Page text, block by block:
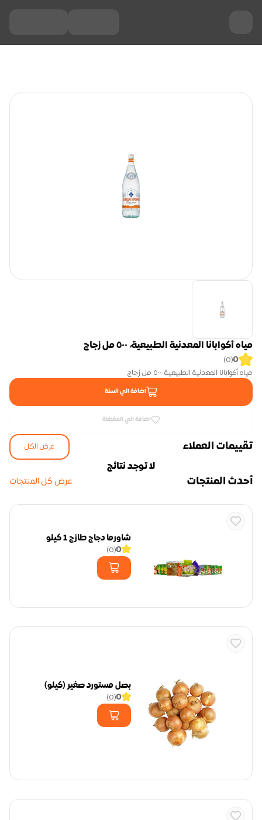
مياه أكوابانا المعدنية الطبيعية، ٥٠٠ مل زجاج
0
(
0
)
مياه أكوابانا المعدنية الطبيعية، ٥٠٠ مل زجاج
اضافة الي السلة
اضافة الي المفضلة
تقييمات العملاء عرض الكل
لا توجد نتائج
أحدث المنتجات عرض كل المنتجات
شاورما دجاج طازج 1 كيلو
0
(
0
)
بصل مستورد صغير (كيلو)
0
(
0
)